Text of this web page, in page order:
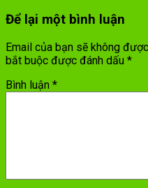
Để lại một bình luận
Email của bạn sẽ không
bắt buộc được đánh dấu *
Bình luận *